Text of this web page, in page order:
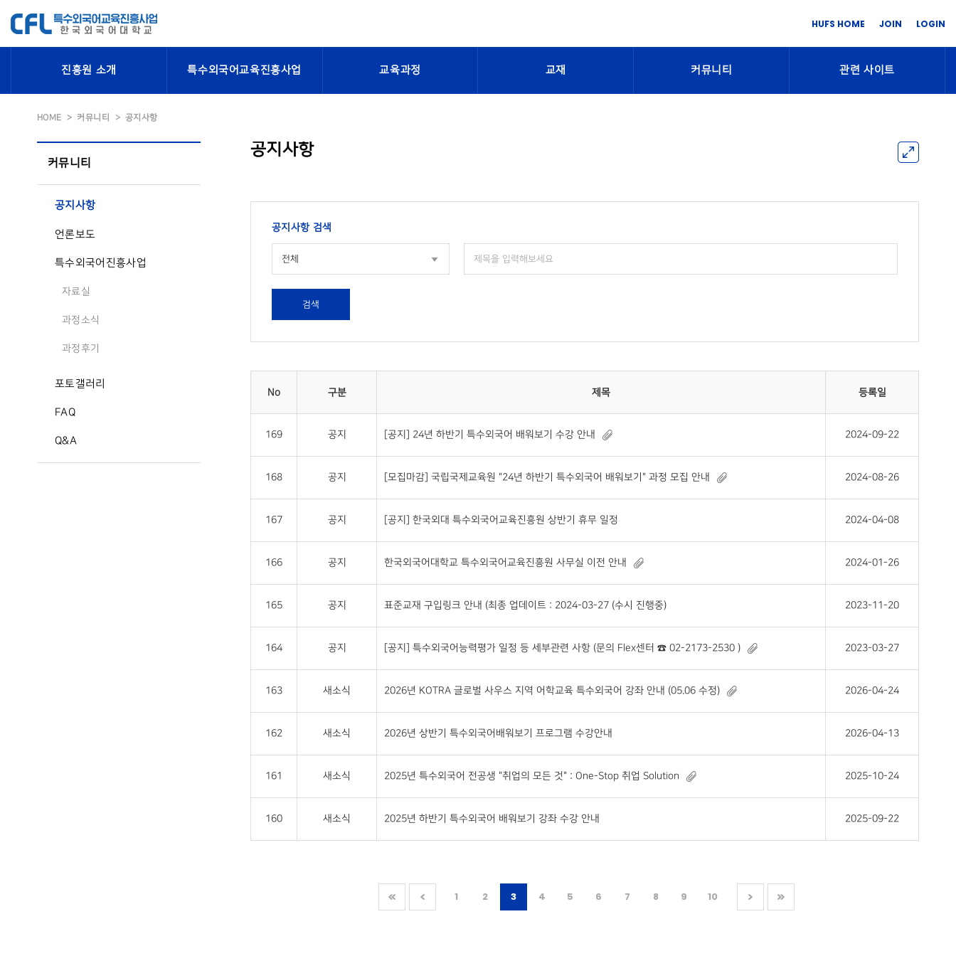
HUFS HOME JOIN LOGIN
진흥원 소개 특수외국어교육진흥사업 교육과정 교재 커뮤니티 관련 사이트
HOME 커뮤니티 공지사항
커뮤니티
공지사항
언론보도
특수외국어진흥사업
자료실
과정소식
과정후기
포토갤러리
FAQ
Q&A
공지사항
공지사항 검색
전체
검색
No 구분 제목 등록일
169 공지 [공지] 24년 하반기 특수외국어 배워보기 수강 안내 2024-09-22
168 공지 [모집마감] 국립국제교육원 "24년 하반기 특수외국어 배워보기" 과정 모집 안내 2024-08-26
167 공지 [공지] 한국외대 특수외국어교육진흥원 상반기 휴무 일정 2024-04-08
166 공지 한국외국어대학교 특수외국어교육진흥원 사무실 이전 안내 2024-01-26
165 공지 표준교재 구입링크 안내 (최종 업데이트 : 2024-03-27 (수시 진행중) 2023-11-20
164 공지 [공지] 특수외국어능력평가 일정 등 세부관련 사항 (문의 Flex센터 ☎ 02-2173-2530 ) 2023-03-27
163 새소식 2026년 KOTRA 글로벌 사우스 지역 어학교육 특수외국어 강좌 안내 (05.06 수정) 2026-04-24
162 새소식 2026년 상반기 특수외국어배워보기 프로그램 수강안내 2026-04-13
161 새소식 2025년 특수외국어 전공생 "취업의 모든 것" : One-Stop 취업 Solution 2025-10-24
160 새소식 2025년 하반기 특수외국어 배워보기 강좌 수강 안내 2025-09-22
1 2 3 4 5 6 7 8 9 10